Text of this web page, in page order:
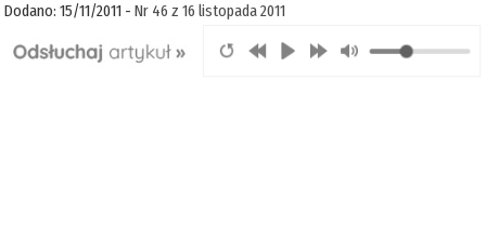
Dodano: 15/11/2011 -Nr 46 z 16 listopada 2011